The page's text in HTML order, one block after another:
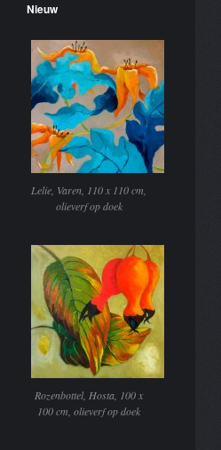
Nieuw
Lelie, Varen, 110 x 110 cm,
olieverf op doek
Rozenbottel, Hosta, 100 x
100 cm, olieverf op doek